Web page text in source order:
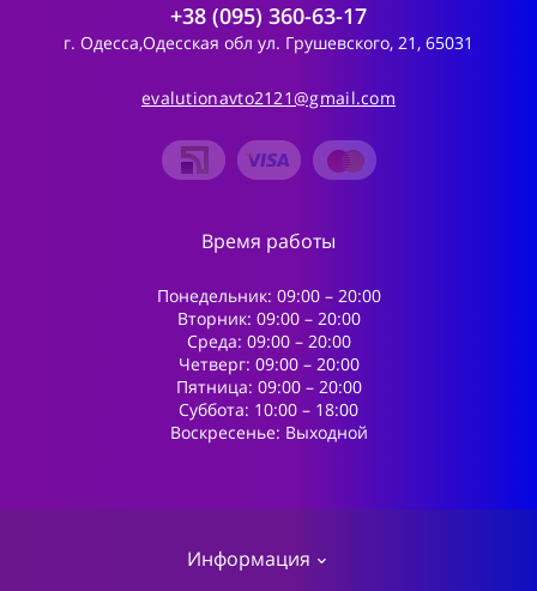
+38 (095) 360-63-17
г. Одесса,Одесская обл ул. Грушевского, 21, 65031
evalutionavto2121@gmail.com
Информация
Время работы
Понедельник: 09:00 – 20:00
Вторник: 09:00 – 20:00
Среда: 09:00 – 20:00
Четверг: 09:00 – 20:00
Пятница: 09:00 – 20:00
Суббота: 10:00 – 18:00
Воскресенье: Выходной